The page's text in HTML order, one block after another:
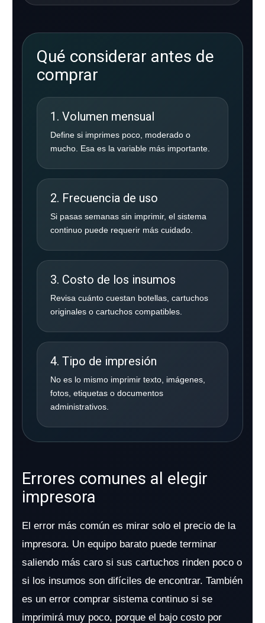
Qué considerar antes de
comprar
1. Volumen mensual
Define si imprimes poco, moderado o
mucho. Esa es la variable más importante.
2. Frecuencia de uso
Si pasas semanas sin imprimir, el sistema
continuo puede requerir más cuidado.
3. Costo de los insumos
Revisa cuánto cuestan botellas, cartuchos
originales o cartuchos compatibles.
4. Tipo de impresión
No es lo mismo imprimir texto, imágenes,
fotos, etiquetas o documentos
administrativos.
Errores comunes al elegir
impresora
El error más común es mirar solo el precio de la
impresora. Un equipo barato puede terminar
saliendo más caro si sus cartuchos rinden poco o
si los insumos son difíciles de encontrar. También
es un error comprar sistema continuo si se
imprimirá muy poco, porque el bajo costo por